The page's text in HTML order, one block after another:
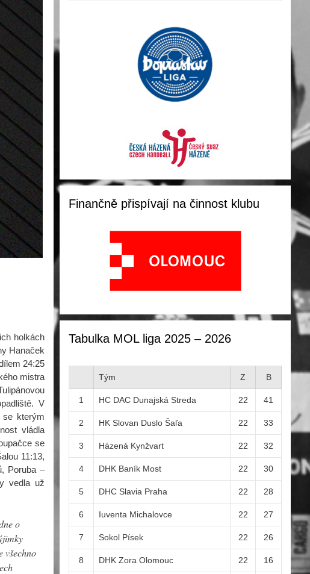
holkách
Hanaček
24:25
mistra
V
kterým
vládla
se
11:13,
Poruba –
vedla už
o
všechno
Finančně přispívají na činnost klubu
Tabulka MOL liga 2025 – 2026
Tým Z B
1 HC DAC Dunajská Streda 22 41
2 HK Slovan Duslo Šaľa 22 33
3 Házená Kynžvart 22 32
4 DHK Baník Most 22 30
5 DHC Slavia Praha 22 28
6 Iuventa Michalovce 22 27
7 Sokol Písek 22 26
8 DHK Zora Olomouc 22 16